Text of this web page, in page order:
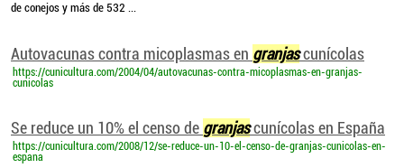
de conejos y más de 532 ...
Autovacunas contra micoplasmas en granjascunícolas
https://cunicultura.com/2004/04/autovacunas-contra-micoplasmas-en-granjas-
cunicolas
Se reduce un 10% el censo de granjascunícolas en España
https://cunicultura.com/2008/12/se-reduce-un-10-el-censo-de-granjas-cunicolas-en-
espana